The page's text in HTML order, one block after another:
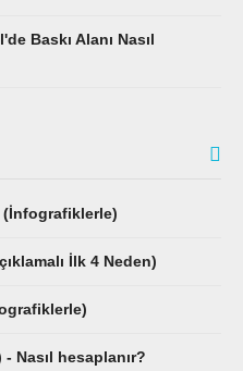
Baskı Alanı Nasıl
(İnfografiklerle)
İlk 4 Neden)
Nasıl hesaplanır?